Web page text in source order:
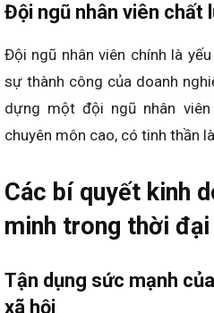
Đội ngũ nhân viên chất
Đội ngũ nhân viên chính là
sự thành công của doanh
dựng một đội ngũ nhân
chuyên môn cao, có tinh thần
Các bí quyết kinh
minh trong thời
Tận dụng sức mạnh
xã hội